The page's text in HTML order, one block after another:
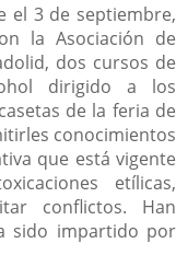
el 3 de septiembre,
la Asociación de
dos cursos de
dirigido a los
de la feria de
conocimientos
que está vigente
etílicas,
conflictos. Han
sido impartido por